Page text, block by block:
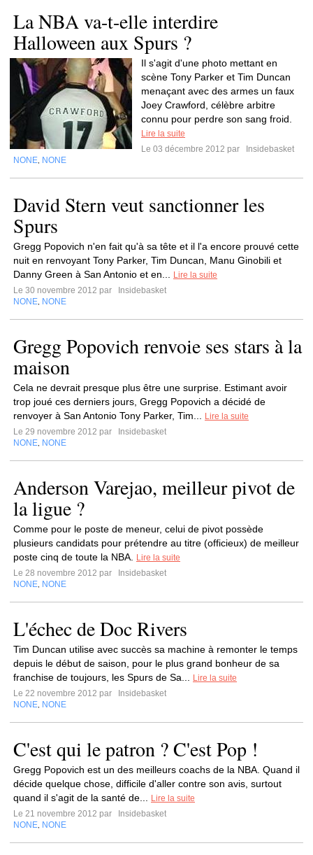
La NBA va-t-elle interdire
Halloween aux Spurs ?
Il s'agit d'une photo mettant en
scène Tony Parker et Tim Duncan
menaçant avec des armes un faux
Joey Crawford, célèbre arbitre
connu pour perdre son sang froid.
Lire la suite
Le 03 décembre 2012 par
Insidebasket
NONE NONE
David Stern veut sanctionner les
Spurs
Gregg Popovich n'en fait qu'à sa tête et il l'a encore prouvé cette
nuit en renvoyant Tony Parker, Tim Duncan, Manu Ginobili et
Danny Green à San Antonio et en...
Lire la suite
Le 30 novembre 2012 par
Insidebasket
NONE NONE
Gregg Popovich renvoie ses stars à la
maison
Cela ne devrait presque plus être une surprise. Estimant avoir
trop joué ces derniers jours, Gregg Popovich a décidé de
renvoyer à San Antonio Tony Parker, Tim...
Lire la suite
Le 29 novembre 2012 par
Insidebasket
NONE NONE
Anderson Varejao, meilleur pivot de
la ligue ?
Comme pour le poste de meneur, celui de pivot possède
plusieurs candidats pour prétendre au titre (officieux) de meilleur
poste cinq de toute la NBA.
Lire la suite
Le 28 novembre 2012 par
Insidebasket
NONE NONE
L'échec de Doc Rivers
Tim Duncan utilise avec succès sa machine à remonter le temps
depuis le début de saison, pour le plus grand bonheur de sa
franchise de toujours, les Spurs de Sa...
Lire la suite
Le 22 novembre 2012 par
Insidebasket
NONE NONE
C'est qui le patron ? C'est Pop !
Gregg Popovich est un des meilleurs coachs de la NBA. Quand il
décide quelque chose, difficile d'aller contre son avis, surtout
quand il s'agit de la santé de...
Lire la suite
Le 21 novembre 2012 par
Insidebasket
NONE NONE